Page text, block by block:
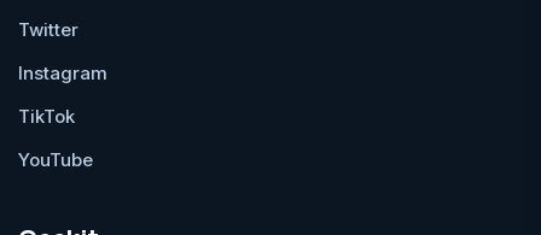
Twitter
Instagram
TikTok
YouTube